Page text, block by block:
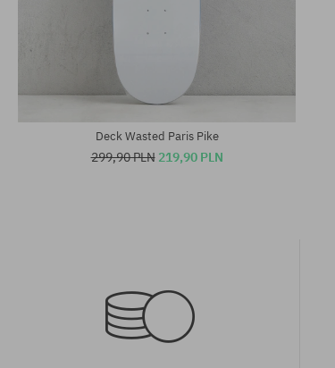
Dostępne rozmiary:
Deck Wasted Paris Pike
299,90 PLN 219,90 PLN